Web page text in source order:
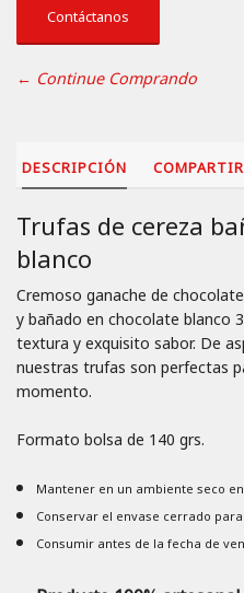
Contáctanos
← Continue Comprando
DESCRIPCIÓN COMPARTIR
Trufas de cereza
blanco
Cremoso ganache de
y bañado en chocolate blanco
textura y exquisito sabor. De
nuestras trufas son perfectas
momento.
Formato bolsa de 140 grs.
Mantener en un ambiente seco
Conservar el envase cerrado
Consumir antes de la fecha de